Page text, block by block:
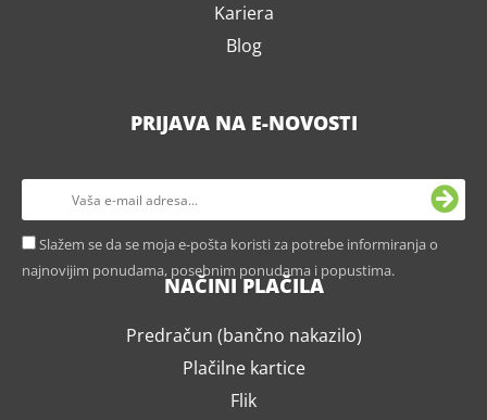
Kariera
Blog
PRIJAVA NA E-NOVOSTI
Slažem se da se moja e-pošta koristi za potrebe informiranja o
najnovijim ponudama, posebnim ponudama i popustima.
NAČINI PLAČILA
Predračun (bančno nakazilo)
Plačilne kartice
Flik